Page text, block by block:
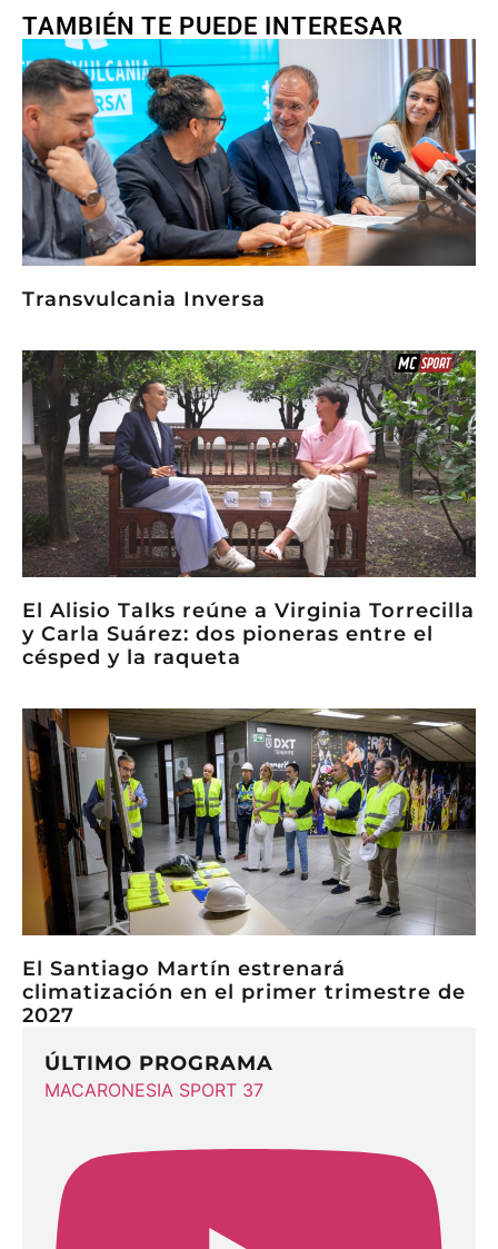
TAMBIÉN TE PUEDE INTERESAR
Transvulcania Inversa
El Alisio Talks reúne a Virginia Torrecilla
y Carla Suárez: dos pioneras entre el
césped y la raqueta
El Santiago Martín estrenará
climatización en el primer trimestre de
2027
ÚLTIMO PROGRAMA
MACARONESIA SPORT 37